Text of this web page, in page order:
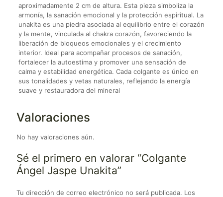
aproximadamente 2 cm de altura. Esta pieza simboliza la
armonía, la sanación emocional y la protección espiritual. La
unakita es una piedra asociada al equilibrio entre el corazón
y la mente, vinculada al chakra corazón, favoreciendo la
liberación de bloqueos emocionales y el crecimiento
interior. Ideal para acompañar procesos de sanación,
fortalecer la autoestima y promover una sensación de
calma y estabilidad energética. Cada colgante es único en
sus tonalidades y vetas naturales, reflejando la energía
suave y restauradora del mineral
Valoraciones
No hay valoraciones aún.
Sé el primero en valorar “Colgante
Ángel Jaspe Unakita”
Tu dirección de correo electrónico no será publicada. Los